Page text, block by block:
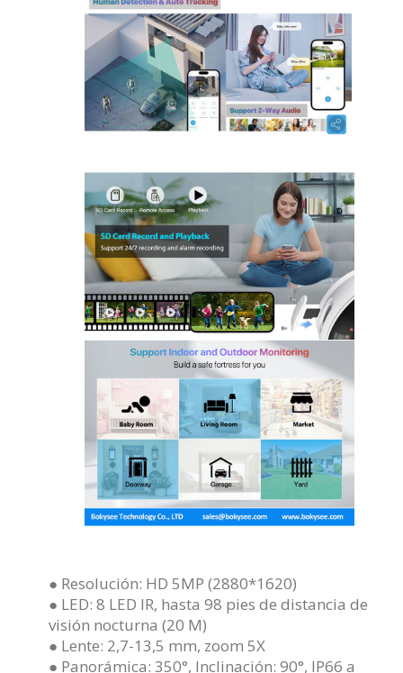
● Resolución: HD 5MP (2880*1620)
● LED: 8 LED IR, hasta 98 pies de distancia de
visión nocturna (20 M)
● Lente: 2,7-13,5 mm, zoom 5X
● Panorámica: 350°, Inclinación: 90°, IP66 a